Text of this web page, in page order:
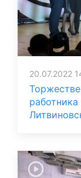
20.07.2022